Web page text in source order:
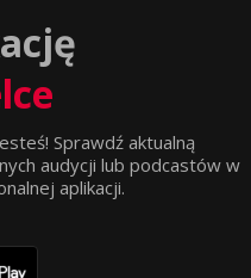
Sprawdź aktualną
audycji lub podcastów w
aplikacji.